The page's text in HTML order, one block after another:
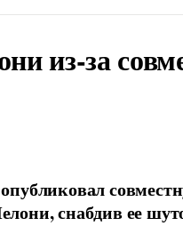
из-за
снабдив ее